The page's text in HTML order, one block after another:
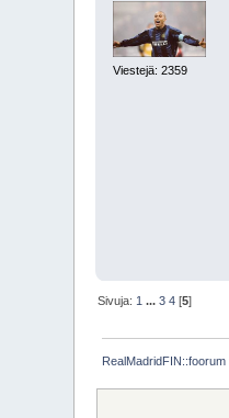
Viestejä: 2359
Sivuja: 1 ...3 4 [5]
RealMadridFIN::foorum